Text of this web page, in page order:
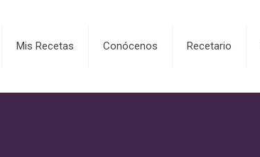
Mis Recetas Conócenos Recetario